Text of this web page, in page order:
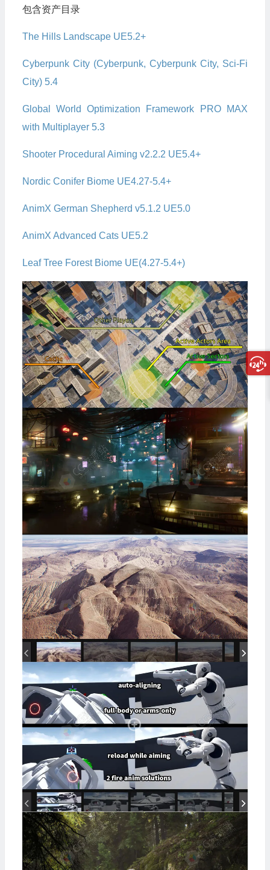
包含资产目录
The Hills Landscape UE5.2+
Cyberpunk City (Cyberpunk, Cyberpunk City, Sci-Fi
City) 5.4
Global World Optimization Framework PRO MAX
with Multiplayer 5.3
Shooter Procedural Aiming v2.2.2 UE5.4+
Nordic Conifer Biome UE4.27-5.4+
AnimX German Shepherd v5.1.2 UE5.0
AnimX Advanced Cats UE5.2
Leaf Tree Forest Biome UE(4.27-5.4+)